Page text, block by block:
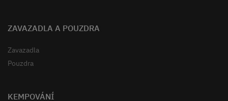
ZAVAZADLA A POUZDRA
Zavazadla
Pouzdra
KEMPOVÁNÍ